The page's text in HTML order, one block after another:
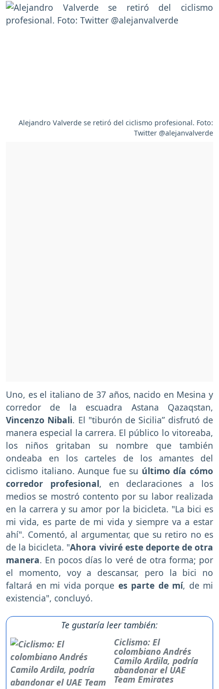
Alejandro Valverde se retiró del ciclismo profesional. Foto:
Twitter @alejanvalverde
Uno, es el italiano de 37 años, nacido en Mesina y
corredor de la escuadra Astana Qazaqstan,
Vincenzo Nibali. El "tiburón de Sicilia” disfrutó de
manera especial la carrera. El público lo vitoreaba,
los niños gritaban su nombre que también
ondeaba en los carteles de los amantes del
ciclismo italiano. Aunque fue su último día cómo
corredor profesional, en declaraciones a los
medios se mostró contento por su labor realizada
en la carrera y su amor por la bicicleta. "La bici es
mi vida, es parte de mi vida y siempre va a estar
ahí". Comentó, al argumentar, que su retiro no es
de la bicicleta. "Ahora viviré este deporte de otra
manera. En pocos días lo veré de otra forma; por
el momento, voy a descansar, pero la bici no
faltará en mi vida porque es parte de mí, de mi
existencia", concluyó.
Te gustaría leer también:
Ciclismo: El
colombiano Andrés
Camilo Ardila, podría
abandonar el UAE
Team Emirates